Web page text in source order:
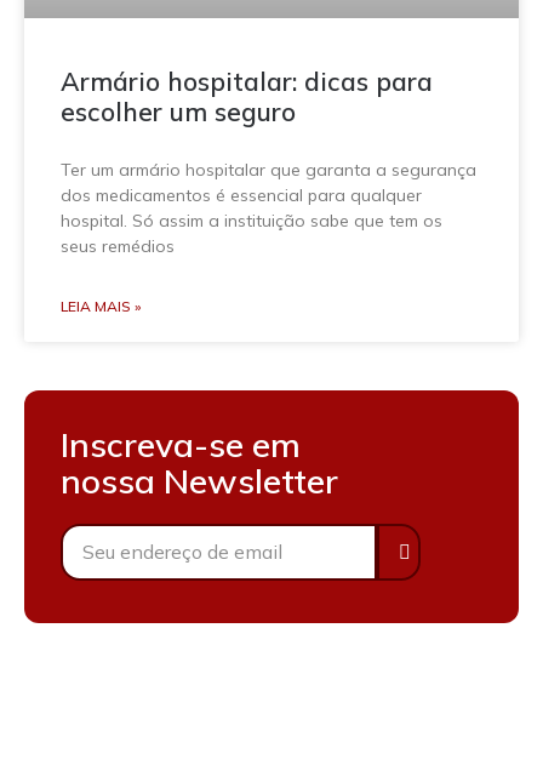
Armário hospitalar: dicas para
escolher um seguro
Ter um armário hospitalar que garanta a segurança
dos medicamentos é essencial para qualquer
hospital. Só assim a instituição sabe que tem os
seus remédios
LEIA MAIS »
Inscreva-se em
nossa Newsletter